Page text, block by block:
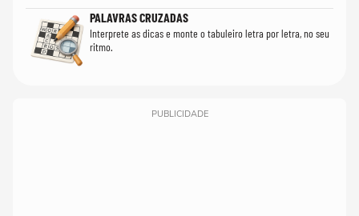
PALAVRAS CRUZADAS
Interprete as dicas e monte o tabuleiro letra por letra, no seu
ritmo.
PUBLICIDADE